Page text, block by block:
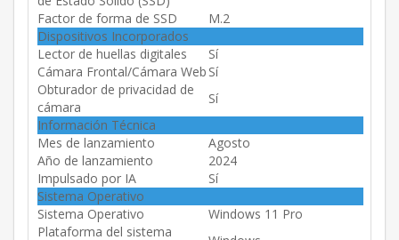
Factor de forma de SSD
M.2
Dispositivos Incorporados
Lector de huellas digitales
Sí
Cámara Frontal/Cámara Web Sí
Obturador de privacidad de
cámara
Sí
Información Técnica
Mes de lanzamiento
Agosto
Año de lanzamiento
2024
Impulsado por IA
Sí
Sistema Operativo
Sistema Operativo
Windows 11 Pro
Plataforma del sistema